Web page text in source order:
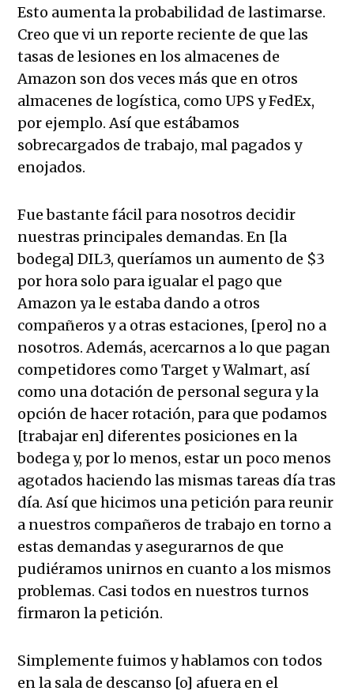
Esto aumenta la probabilidad de lastimarse.
Creo que vi un reporte reciente de que las
tasas de lesiones en los almacenes de
Amazon son dos veces más que en otros
almacenes de logística, como UPS y FedEx,
por ejemplo. Así que estábamos
sobrecargados de trabajo, mal pagados y
enojados.
Fue bastante fácil para nosotros decidir
nuestras principales demandas. En [la
bodega] DIL3, queríamos un aumento de $3
por hora solo para igualar el pago que
Amazon ya le estaba dando a otros
compañeros y a otras estaciones, [pero] no a
nosotros. Además, acercarnos a lo que pagan
competidores como Target y Walmart, así
como una dotación de personal segura y la
opción de hacer rotación, para que podamos
[trabajar en] diferentes posiciones en la
bodega y, por lo menos, estar un poco menos
agotados haciendo las mismas tareas día tras
día. Así que hicimos una petición para reunir
a nuestros compañeros de trabajo en torno a
estas demandas y asegurarnos de que
pudiéramos unirnos en cuanto a los mismos
problemas. Casi todos en nuestros turnos
firmaron la petición.
Simplemente fuimos y hablamos con todos
en la sala de descanso [o] afuera en el